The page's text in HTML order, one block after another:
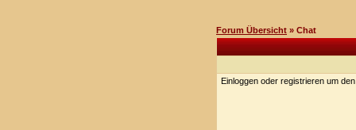
Forum Übersicht » Chat
Einloggen oder registrieren um